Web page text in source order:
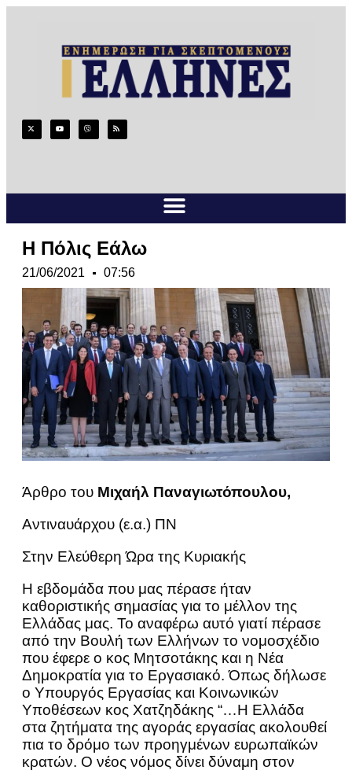
Η Πόλις Εάλω
21/06/2021 07:56
Άρθρο του Μιχαήλ Παναγιωτόπουλου,
Αντιναυάρχου (ε.α.) ΠΝ
Στην Ελεύθερη Ώρα της Κυριακής
Η εβδομάδα που μας πέρασε ήταν
καθοριστικής σημασίας για το μέλλον της
Ελλάδας μας. Το αναφέρω αυτό γιατί πέρασε
από την Βουλή των Ελλήνων το νομοσχέδιο
που έφερε ο κος Μητσοτάκης και η Νέα
Δημοκρατία για το Εργασιακό. Όπως δήλωσε
ο Υπουργός Εργασίας και Κοινωνικών
Υποθέσεων κος Χατζηδάκης “…Η Ελλάδα
στα ζητήματα της αγοράς εργασίας ακολουθεί
πια το δρόμο των προηγμένων ευρωπαϊκών
κρατών. Ο νέος νόμος δίνει δύναμη στον